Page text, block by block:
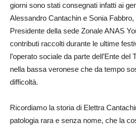
giorni sono stati consegnati infatti ai
Alessandro Cantachin e Sonia
Presidente della sede Zonale ANAS
contributi raccolti durante le ultime
l’operato sociale da parte dell’Ente del
nella bassa veronese che da tempo
difficoltà.
Ricordiamo la storia di Elettra
patologia rara e senza nome, che la